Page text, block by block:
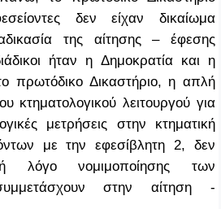
δεν είχαν δικαίωμα
της αίτησης – έφεσης
ήταν η Δημοκρατία και η
πρωτόδικο Δικαστήριο, η απλή
κτηματολογικού λειτουργού για
μετρήσεις στην κτηματική
με την εφεσίβλητη 2, δεν
λόγο νομιμοποίησης των
στην αίτηση -